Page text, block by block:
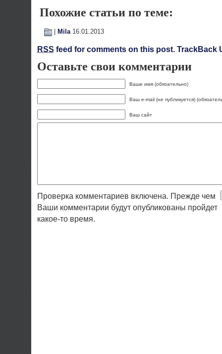
Похожие статьи по теме:
Mila16.01.2013
RSS feed for comments on this post. TrackBack
Оставьте свои комментарии
Ваше имя (обязательно)
Ваш e-mail (не публикуется)
Ваш сайт
Проверка комментариев включена. Прежде чем
Ваши комментарии будут опубликованы пройдет
какое-то время.